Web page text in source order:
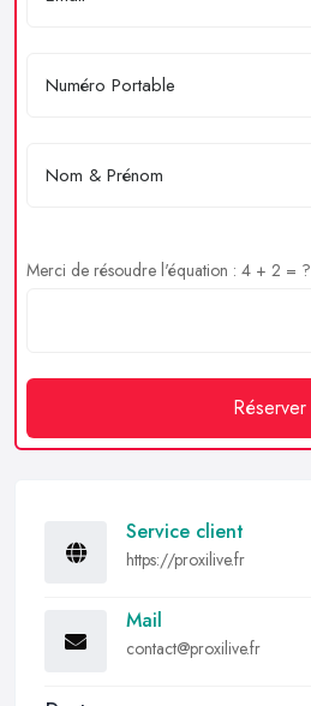
Merci de résoudre l'équation : 4 + 2 = ?
Réserver
Service client
https://proxilive.fr
Mail
contact@proxilive.fr